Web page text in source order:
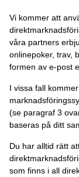
Vi kommer att
våra partners
onlinepoker, trav,
formen av e-post
I vissa fall
(se paragraf 3
baseras på ditt
Du har alltid rätt
som finns i all